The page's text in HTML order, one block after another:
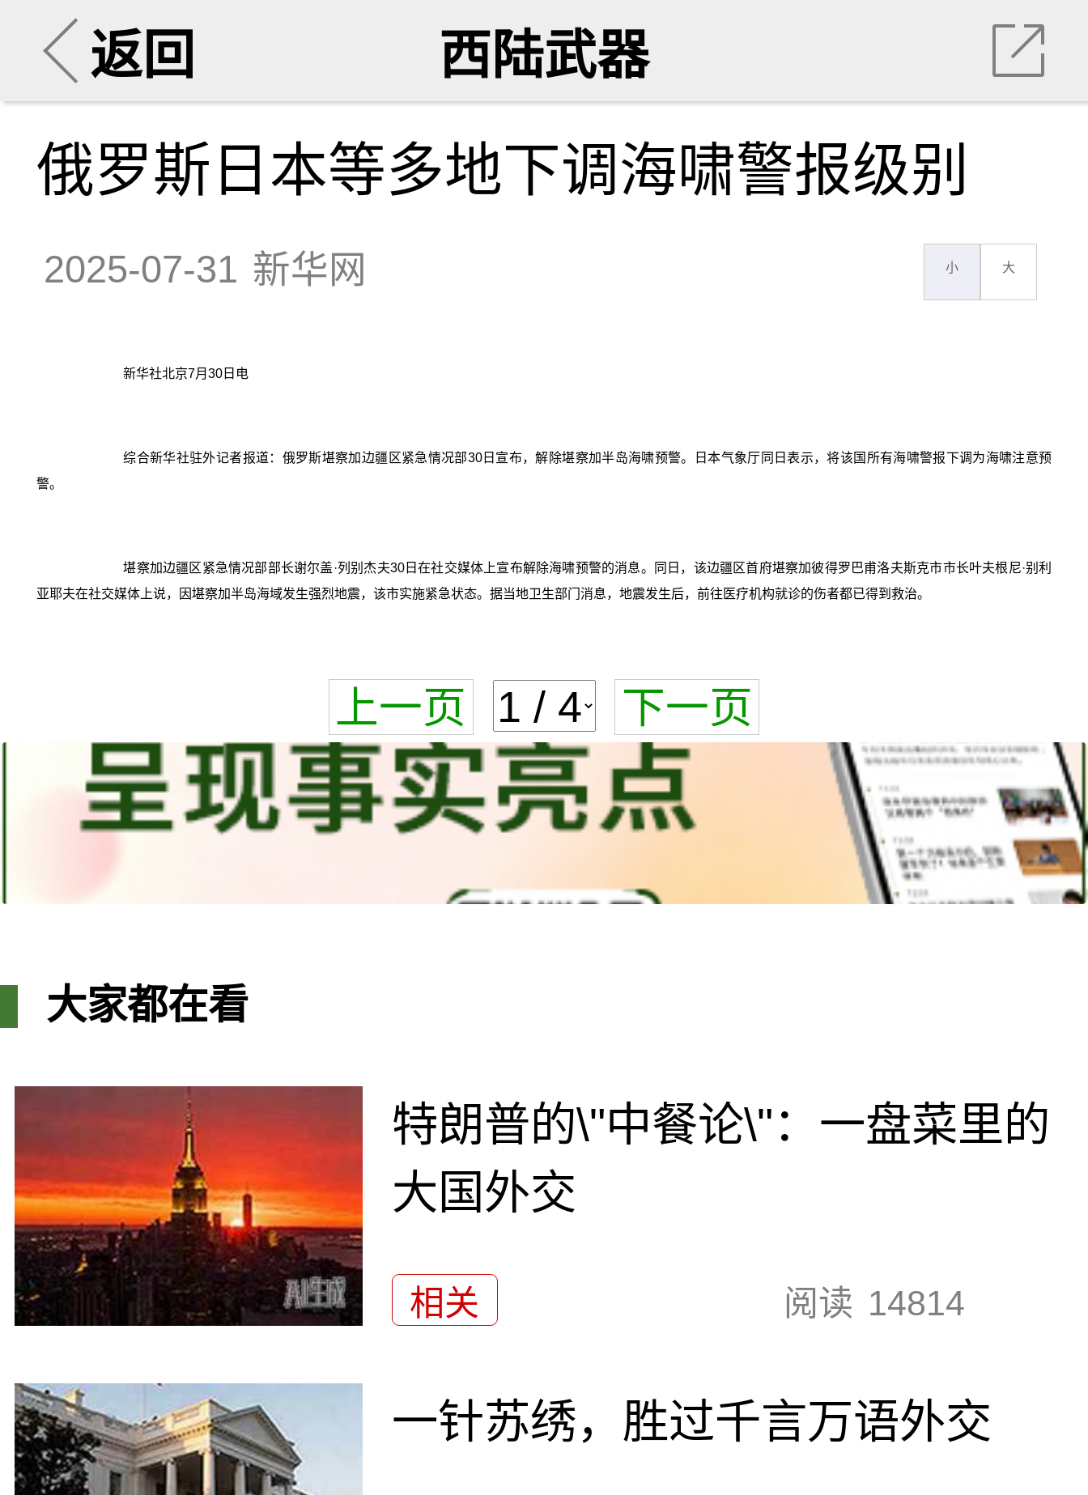
返回 西陆武器
俄罗斯日本等多地下调海啸警报级别
2025-07-31 新华网 小 大
新华社北京7月30日电
综合新华社驻外记者报道：俄罗斯堪察加边疆区紧急情况部30日宣布，解除堪察加半岛海啸预警。日本气象厅同日表示，将该国所有海啸警报下调为海啸注意预
警。
堪察加边疆区紧急情况部部长谢尔盖·列别杰夫30日在社交媒体上宣布解除海啸预警的消息。同日，该边疆区首府堪察加彼得罗巴甫洛夫斯克市市长叶夫根尼·别利
亚耶夫在社交媒体上说，因堪察加半岛海域发生强烈地震，该市实施紧急状态。据当地卫生部门消息，地震发生后，前往医疗机构就诊的伤者都已得到救治。
上一页 下一页
大家都在看
特朗普的\"中餐论\"：一盘菜里的
大国外交
相关 阅读 14814
一针苏绣，胜过千言万语外交